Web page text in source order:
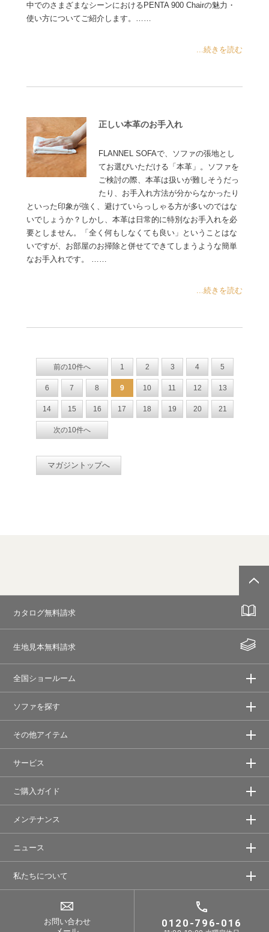
中でのさまざまなシーンにおけるPENTA 900 Chairの魅力・
使い方についてご紹介します。……
...続きを読む
正しい本革のお手入れ
FLANNEL SOFAで、ソファの張地とし
てお選びいただける「本革」。ソファを
ご検討の際、本革は扱いが難しそうだっ
たり、お手入れ方法が分からなかったり
といった印象が強く、避けていらっしゃる方が多いのではな
いでしょうか？しかし、本革は日常的に特別なお手入れを必
要としません。「全く何もしなくても良い」ということはな
いですが、お部屋のお掃除と併せてできてしまうような簡単
なお手入れです。 ……
...続きを読む
前の10件へ 1 2 3 4 5
6 7 8 9 10 11 12 13
14 15 16 17 18 19 20 21
次の10件へ
マガジントップへ
カタログ無料請求
生地見本無料請求
全国ショールーム
ソファを探す
その他アイテム
サービス
ご購入ガイド
メンテナンス
ニュース
私たちについて
お問い合わせ
0120-796-016